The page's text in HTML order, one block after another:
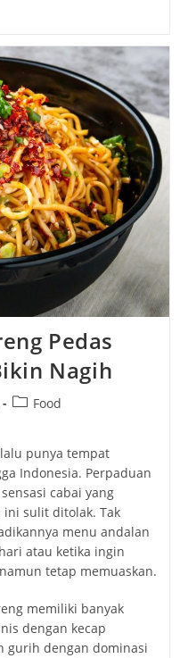
Pedas
Nagih
PostFood
punya tempat
Indonesia. Perpaduan
cabai yang
sulit ditolak. Tak
menu andalan
atau ketika ingin
tetap memuaskan.
memiliki banyak
dengan kecap
gurih dengan dominasi